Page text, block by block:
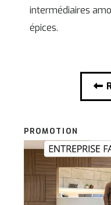
intermédiaires
épices.
PROMOTION